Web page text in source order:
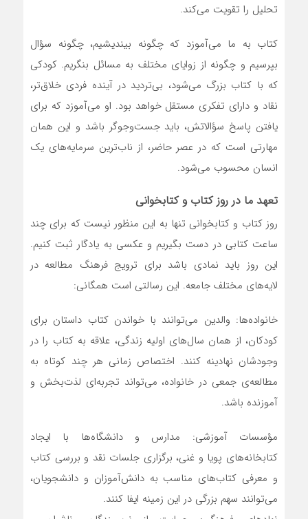
تحلیل را تقویت می‌کند.
کتاب به ما می‌آموزد که چگونه بیندیشیم، چگونه سؤال
بپرسیم و چگونه از زوایای مختلف به مسائل بنگریم. کودکی
که با کتاب بزرگ می‌شود، بی‌تردید در آینده فردی خلاق‌تر،
نقاد و دارای تفکری مستقل خواهد بود. او می‌آموزد که برای
یافتن پاسخ سؤالاتش، باید جست‌وجوگر باشد و این همان
مهارتی است که در عصر حاضر، از ناب‌ترین سرمایه‌های یک
انسان محسوب می‌شود.
تعهد ما در روز کتاب و کتابخوانی
روز کتاب و کتابخوانی تنها به این منظور نیست که برای چند
ساعت کتابی در دست بگیریم و عکسی به یادگار ثبت کنیم.
این روز باید نمادی باشد برای ترویج فرهنگ مطالعه در
لایه‌های مختلف جامعه. این رسالتی است همگانی:
خانواده‌ها: والدین می‌توانند با خواندن کتاب داستان برای
کودکان، از همان سال‌های اولیه زندگی، علاقه به کتاب را در
وجودشان نهادینه کنند. اختصاص زمانی هر چند کوتاه به
مطالعه‌ی جمعی در خانواده، می‌تواند تجربه‌ای لذت‌بخش و
آموزنده باشد.
مؤسسات آموزشی: مدارس و دانشگاه‌ها با ایجاد
کتابخانه‌های پویا و غنی، برگزاری جلسات نقد و بررسی کتاب
و معرفی کتاب‌های مناسب به دانش‌آموزان و دانشجویان،
می‌توانند سهم بزرگی در این زمینه ایفا کنند.